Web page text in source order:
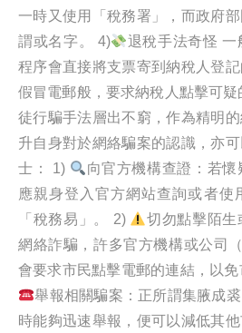
一時又使用「稅務署」，而政府
謂或名字。 4)
退稅手法奇怪 一
程序會直接將支票寄到納稅人登
假冒電郵般，要求納稅人點擊可
徒行騙手法層出不窮，作為精明
升自身對於網絡騙案的認識，亦
士： 1)
向官方機構查證：若懷
應親身登入官方網站查詢或者
「稅務易」。 2)
切勿點擊陌生
網絡詐騙，許多官方機構或公司
會要求市民點擊電郵的連結，以
舉報相關騙案：正所謂集腋成
時能夠迅速舉報，便可以減低其